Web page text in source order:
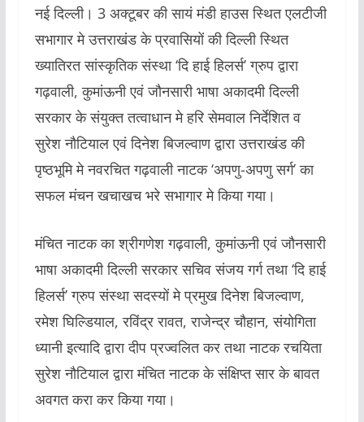
नई दिल्ली। 3 अक्टूबर की सायं मंडी हाउस स्थित एलटीजी
सभागार मे उत्तराखंड के प्रवासियों की दिल्ली स्थित
ख्यातिरत सांस्कृतिक संस्था ‘दि हाई हिलर्स’ ग्रुप द्वारा
गढ़वाली, कुमांऊनी एवं जौनसारी भाषा अकादमी दिल्ली
सरकार के संयुक्त तत्वाधान मे हरि सेमवाल निर्देशित व
सुरेश नौटियाल एवं दिनेश बिजल्वाण द्वारा उत्तराखंड की
पृष्ठभूमि मे‌ नवरचित गढ़वाली नाटक ‘अपणु-अपणु सर्ग’ का
सफल मंचन खचाखच भरे सभागार मे किया गया।
मंचित नाटक का श्रीगणेश गढ़वाली, कुमांऊनी एवं जौनसारी
भाषा अकादमी दिल्ली सरकार सचिव संजय गर्ग तथा ‘दि हाई
हिलर्स’ ग्रुप संस्था सदस्यों मे प्रमुख दिनेश बिजल्वाण,
रमेश घिल्डियाल, रविंद्र रावत, राजेन्द्र चौहान, संयोगिता
ध्यानी इत्यादि द्वारा दीप प्रज्वलित कर तथा नाटक रचयिता
सुरेश नौटियाल द्वारा मंचित नाटक के संक्षिप्त सार के बावत
अवगत करा कर किया गया।